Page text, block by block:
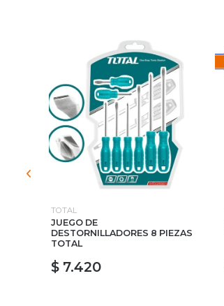
TOTAL
JUEGO DE
DESTORNILLADORES 8 PIEZAS
TOTAL
$ 7.420